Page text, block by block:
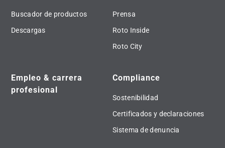
Buscador de productos
Descargas
Prensa
Roto Inside
Roto City
Empleo & carrera
profesional
Compliance
Sostenibilidad
Certificados y declaraciones
Sistema de denuncia